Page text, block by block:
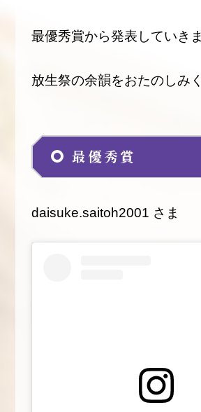
最優秀賞から発表していき
放生祭の余韻をおたのしみ
最優秀賞
daisuke.saitoh2001 さま